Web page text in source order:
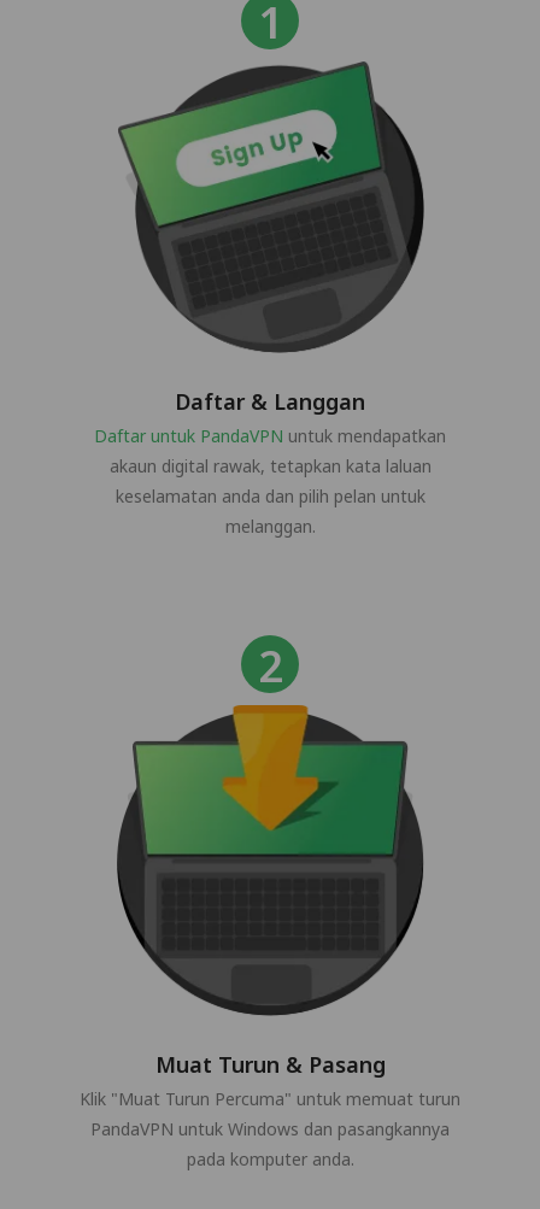
Daftar & Langgan
Daftar untuk PandaVPN untuk mendapatkan
akaun digital rawak, tetapkan kata laluan
keselamatan anda dan pilih pelan untuk
melanggan.
Muat Turun & Pasang
Klik "Muat Turun Percuma" untuk memuat turun
PandaVPN untuk Windows dan pasangkannya
pada komputer anda.